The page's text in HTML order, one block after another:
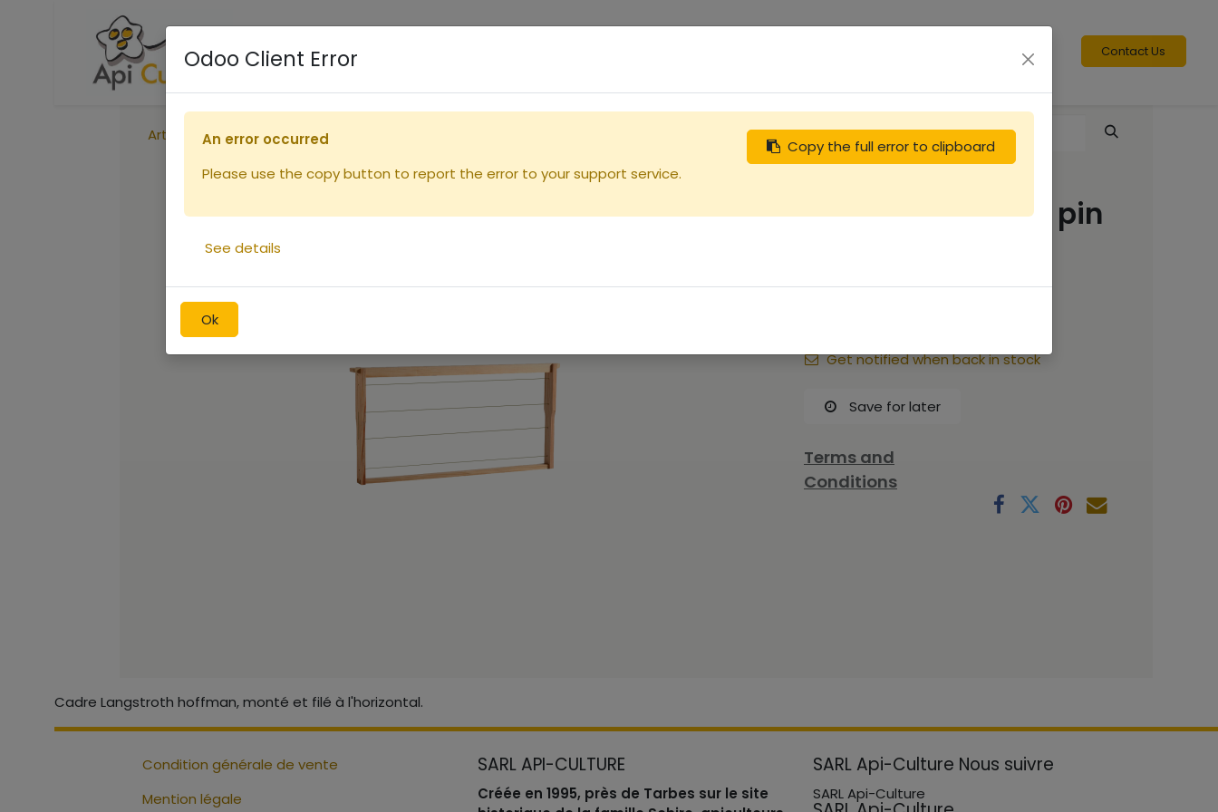
Accueil Boutique Contact Us
Articles Cadre Langstroth pin Flavio
Cadre Langstroth pin
1.50€
Get notified when back in stock
Save for later
Terms and
Conditions
Cadre Langstroth hoffman, monté et filé à l'horizontal.
Condition générale de vente
Mention légale
SARL API-CULTURE
Créée en 1995, près de Tarbes sur le site
SARL Api-Culture Nous suivre
SARL Api-Culture
Odoo Client Error
Ok
Copy the full error to clipboard
An error occurred
Please use the copy button to report the error to your support service.
See details